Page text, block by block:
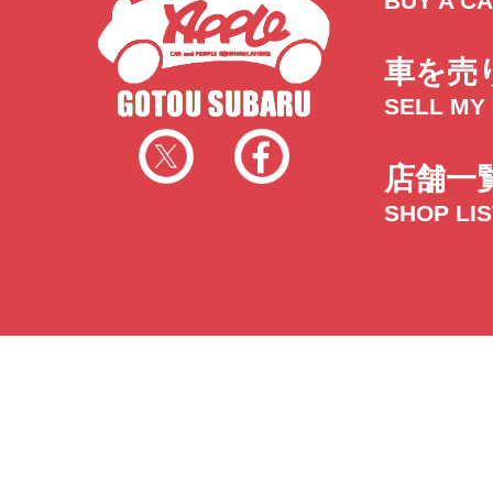
車を売
SELL MY
店舗一
SHOP